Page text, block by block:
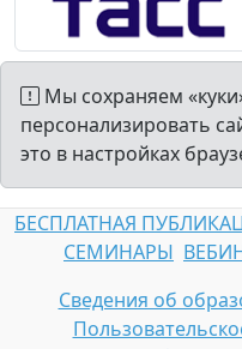
Мы сохраняем
персонализировать
это в настройках
БЕСПЛАТНАЯ
СЕМИНАРЫ
Сведения об